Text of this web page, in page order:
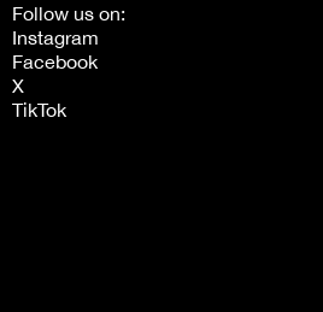
Follow us on:
Instagram
Facebook
X
TikTok